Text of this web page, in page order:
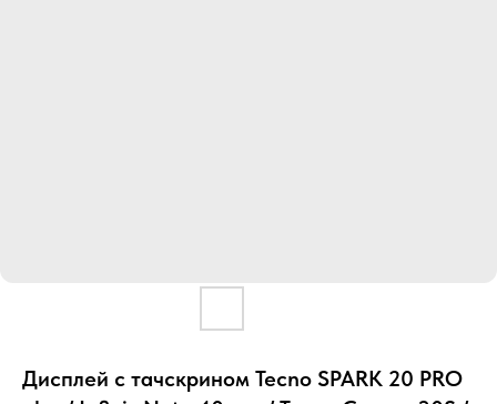
Дисплей с тачскрином Tecno SPARK 20 PRO